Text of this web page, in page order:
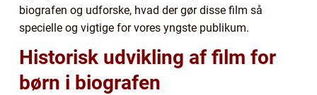
biografen og udforske, hvad der gør disse film så
specielle og vigtige for vores yngste publikum.
Historisk udvikling af film for
børn i biografen